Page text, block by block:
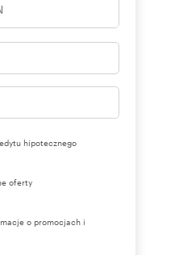
hipotecznego
oferty
o promocjach i